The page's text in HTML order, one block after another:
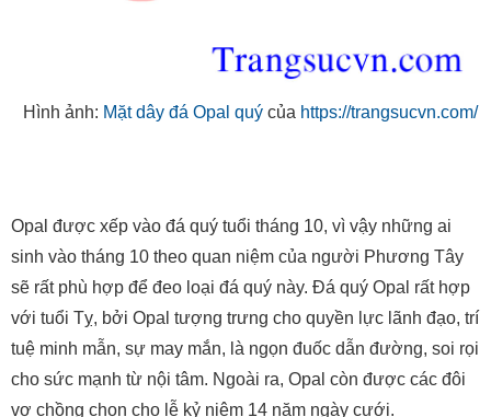
Hình ảnh: Mặt dây đá Opal quýcủa https://trangsucvn.com/
Opal được xếp vào đá quý tuổi tháng 10, vì vậy những ai
sinh vào tháng 10 theo quan niệm của người Phương Tây
sẽ rất phù hợp để đeo loại đá quý này. Đá quý Opal rất hợp
với tuổi Tỵ, bởi Opal tượng trưng cho quyền lực lãnh đạo, trí
tuệ minh mẫn, sự may mắn, là ngọn đuốc dẫn đường, soi rọi
cho sức mạnh từ nội tâm. Ngoài ra, Opal còn được các đôi
vợ chồng chọn cho lễ kỷ niệm 14 năm ngày cưới.